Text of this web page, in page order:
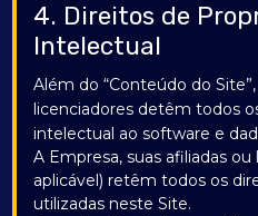
4. Direitos de
Intelectual
Além do “Conteúdo do
licenciadores detêm todos
intelectual ao software e
A Empresa, suas afiliadas
aplicável) retêm todos os
utilizadas neste Site.